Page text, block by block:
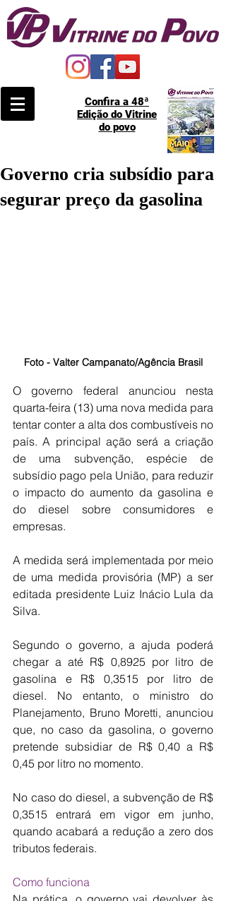
Confira a 48ª
Edição do Vitrine
do povo
Governo cria subsídio para
segurar preço da gasolina
Foto - Valter Campanato/Agência Brasil
O governo federal anunciou nesta
quarta-feira (13) uma nova medida para
tentar conter a alta dos combustíveis no
país. A principal ação será a criação
de uma subvenção, espécie de
subsídio pago pela União, para reduzir
o impacto do aumento da gasolina e
do diesel sobre consumidores e
empresas.
A medida será implementada por meio
de uma medida provisória (MP) a ser
editada presidente Luiz Inácio Lula da
Silva.
Segundo o governo, a ajuda poderá
chegar a até R$ 0,8925 por litro de
gasolina e R$ 0,3515 por litro de
diesel. No entanto, o ministro do
Planejamento, Bruno Moretti, anunciou
que, no caso da gasolina, o governo
pretende subsidiar de R$ 0,40 a R$
0,45 por litro no momento.
No caso do diesel, a subvenção de R$
0,3515 entrará em vigor em junho,
quando acabará a redução a zero dos
tributos federais.
Como funciona